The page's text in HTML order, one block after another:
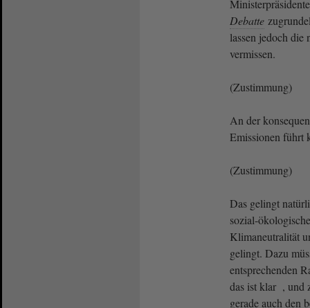
Debatte
lassen jedoch
vermissen.
(Zustimmung)
An der
Emissionen führt
(Zustimmung)
Das gelingt
sozial-
Klimaneutralität
gelingt. Dazu
entsprechenden
das ist klar , und
gerade auch den